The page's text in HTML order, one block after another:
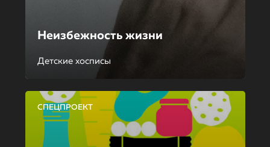
Неизбежность жизни
Детские хосписы
СПЕЦПРОЕКТ